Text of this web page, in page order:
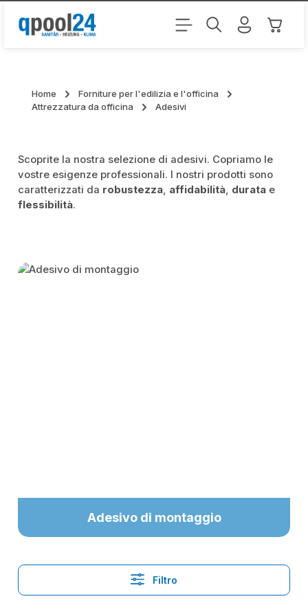
Passa al contenuto principale Il
Home
Forniture per l'edilizia e l'officina
Attrezzatura da officina
Adesivi
Scoprite la nostra selezione di adesivi. Copriamo le
vostre esigenze professionali. I nostri prodotti sono
caratterizzati da robustezza, affidabilità, durata e
flessibilità.
Skip category gallery
Adesivo di montaggio
Filtro